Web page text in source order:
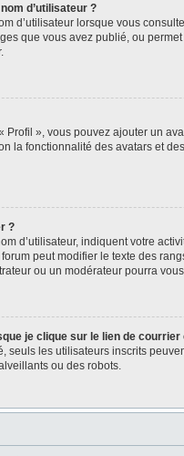
d’utilisateur ?
d’utilisateur lorsque vous
que vous avez publié, ou
Profil », vous pouvez ajouter un
la fonctionnalité des avatars et
?
d’utilisateur, indiquent votre
peut modifier le texte des
ou un modérateur pourra
je clique sur le lien de
seuls les utilisateurs inscrits
ou des robots.